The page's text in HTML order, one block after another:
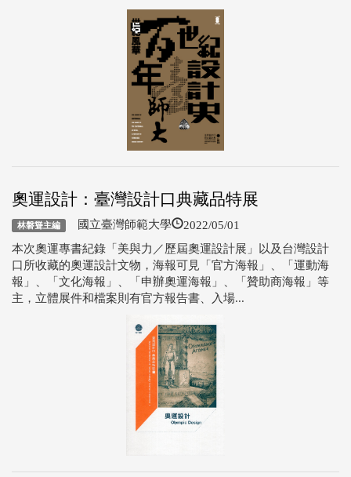
奧運設計：臺灣設計口典藏品特展
林磐聳主編 國立臺灣師範大學 2022/05/01
本次奧運專書紀錄「美與力／歷屆奧運設計展」以及台灣設計
口所收藏的奧運設計文物，海報可見「官方海報」、「運動海
報」、「文化海報」、「申辦奧運海報」、「贊助商海報」等
主，立體展件和檔案則有官方報告書、入場...